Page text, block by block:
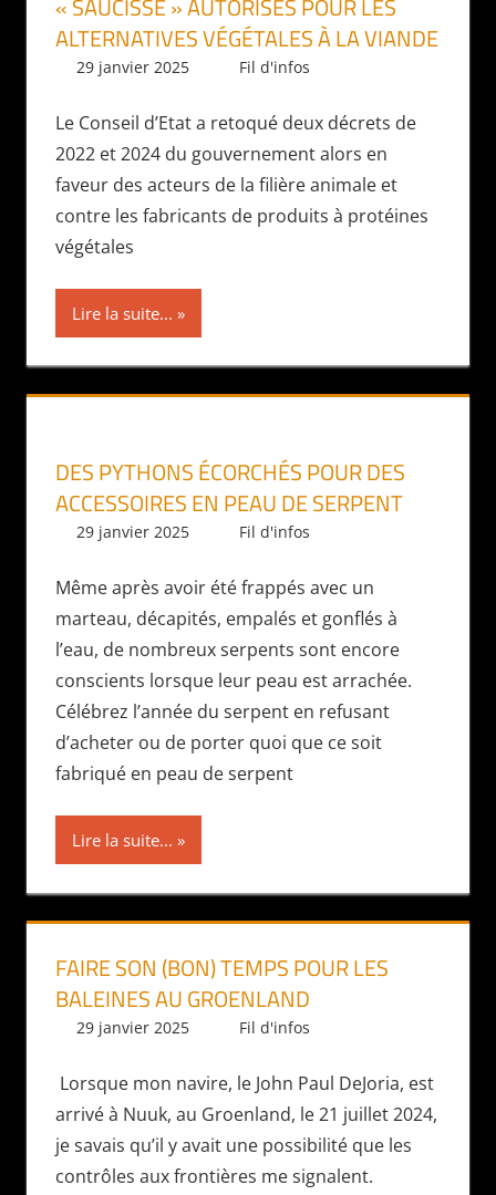
« SAUCISSE » AUTORISÉS POUR LES
ALTERNATIVES VÉGÉTALES À LA VIANDE
29 janvier 2025 Daniel
Fil d'infos
Le Conseil d’Etat a retoqué deux décrets de
2022 et 2024 du gouvernement alors en
faveur des acteurs de la filière animale et
contre les fabricants de produits à protéines
végétales
Lire la suite...
DES PYTHONS ÉCORCHÉS POUR DES
ACCESSOIRES EN PEAU DE SERPENT
29 janvier 2025 Daniel
Fil d'infos
Même après avoir été frappés avec un
marteau, décapités, empalés et gonflés à
l’eau, de nombreux serpents sont encore
conscients lorsque leur peau est arrachée.
Célébrez l’année du serpent en refusant
d’acheter ou de porter quoi que ce soit
fabriqué en peau de serpent
Lire la suite...
FAIRE SON (BON) TEMPS POUR LES
BALEINES AU GROENLAND
29 janvier 2025 Daniel
Fil d'infos
Lorsque mon navire, le John Paul DeJoria, est
arrivé à Nuuk, au Groenland, le 21 juillet 2024,
je savais qu’il y avait une possibilité que les
contrôles aux frontières me signalent.